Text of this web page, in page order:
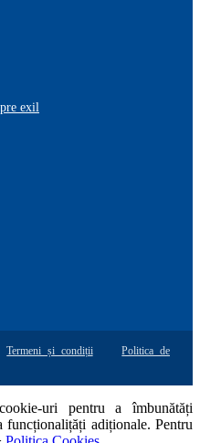
exil
Termeni și condiții
Politica de
uri pentru a îmbunătăți
funcționalițăți adiționale. Pentru